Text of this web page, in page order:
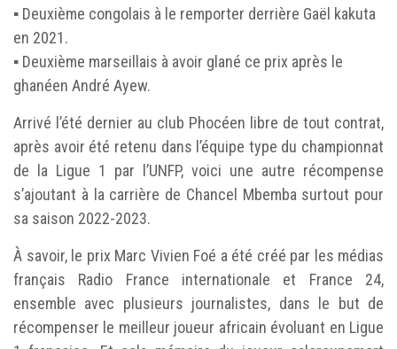
▪︎ Deuxième congolais à le remporter derrière Gaël kakuta
en 2021.
▪︎ Deuxième marseillais à avoir glané ce prix après le
ghanéen André Ayew.
Arrivé l’été dernier au club Phocéen libre de tout contrat,
après avoir été retenu dans l’équipe type du championnat
de la Ligue 1 par l’UNFP, voici une autre récompense
s’ajoutant à la carrière de Chancel Mbemba surtout pour
sa saison 2022-2023.
À savoir, le prix Marc Vivien Foé a été créé par les médias
français Radio France internationale et France 24,
ensemble avec plusieurs journalistes, dans le but de
récompenser le meilleur joueur africain évoluant en Ligue